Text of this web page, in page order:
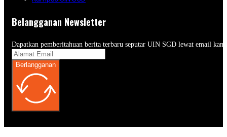
Belangganan Newsletter
Dapatkan pemberitahuan berita terbaru seputar UIN SGD lewat email
Berlangganan